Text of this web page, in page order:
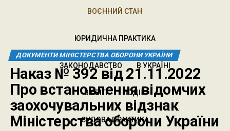
ВОЄННИЙ СТАН
ЮРИДИЧНА ПРАКТИКА
ЗАКОНОДАВСТВО В УКРАЇНІ
В СВІТІ ПОДІЇ
СУДОВА ПРАКТИКА
ДОКУМЕНТИ МІНІСТЕРСТВА ОБОРОНИ УКРАЇНИ
Наказ № 392 від 21.11.2022
Про встановлення відомчих
заохочувальних відзнак
Міністерства оборони України